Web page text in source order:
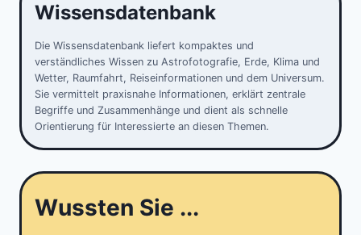
Wissensdatenbank
Die Wissensdatenbank liefert kompaktes und
verständliches Wissen zu Astrofotografie, Erde, Klima und
Wetter, Raumfahrt, Reiseinformationen und dem Universum.
Sie vermittelt praxisnahe Informationen, erklärt zentrale
Begriffe und Zusammenhänge und dient als schnelle
Orientierung für Interessierte an diesen Themen.
Wussten Sie ...